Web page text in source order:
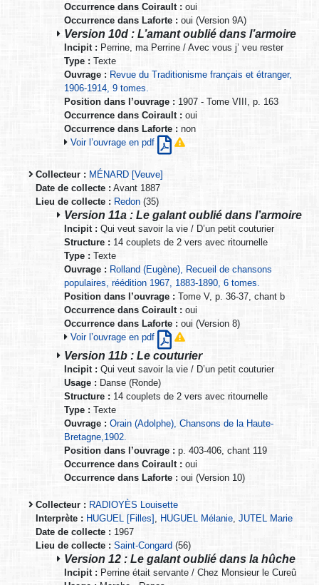
Occurrence dans Coirault : oui
Occurrence dans Laforte : oui (Version 9A)
Version 10d : L’amant oublié dans l’armoire
Incipit : Perrine, ma Perrine / Avec vous j’ veu rester
Type : Texte
Ouvrage : Revue du Traditionisme français et étranger,
1906-1914, 9 tomes.
Position dans l’ouvrage : 1907 - Tome VIII, p. 163
Occurrence dans Coirault : oui
Occurrence dans Laforte : non
Voir l’ouvrage en pdf
Collecteur : MÉNARD [Veuve]
Date de collecte : Avant 1887
Lieu de collecte : Redon (35)
Version 11a : Le galant oublié dans l’armoire
Incipit : Qui veut savoir la vie / D’un petit couturier
Structure : 14 couplets de 2 vers avec ritournelle
Type : Texte
Ouvrage : Rolland (Eugène), Recueil de chansons
populaires, réédition 1967, 1883-1890, 6 tomes.
Position dans l’ouvrage : Tome V, p. 36-37, chant b
Occurrence dans Coirault : oui
Occurrence dans Laforte : oui (Version 8)
Voir l’ouvrage en pdf
Version 11b : Le couturier
Incipit : Qui veut savoir la vie / D’un petit couturier
Usage : Danse (Ronde)
Structure : 14 couplets de 2 vers avec ritournelle
Type : Texte
Ouvrage : Orain (Adolphe), Chansons de la Haute-
Bretagne,1902.
Position dans l’ouvrage : p. 403-406, chant 119
Occurrence dans Coirault : oui
Occurrence dans Laforte : oui (Version 10)
Collecteur : RADIOYÈS Louisette
Interprète : HUGUEL [Filles] HUGUEL Mélanie JUTEL Marie
Date de collecte : 1967
Lieu de collecte : Saint-Congard (56)
Version 12 : Le galant oublié dans la hûche
Incipit : Perrine était servante / Chez Monsieur le Cureû